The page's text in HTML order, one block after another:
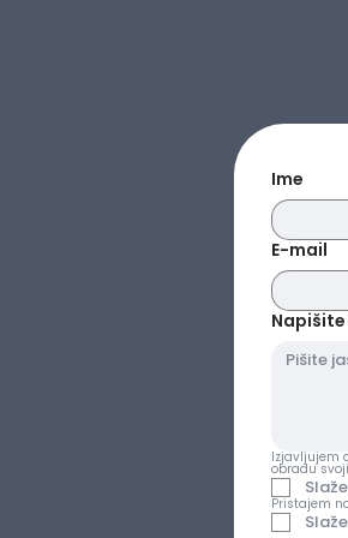
Ime
E-mail
Izjavljujem
obradu
Pristajem